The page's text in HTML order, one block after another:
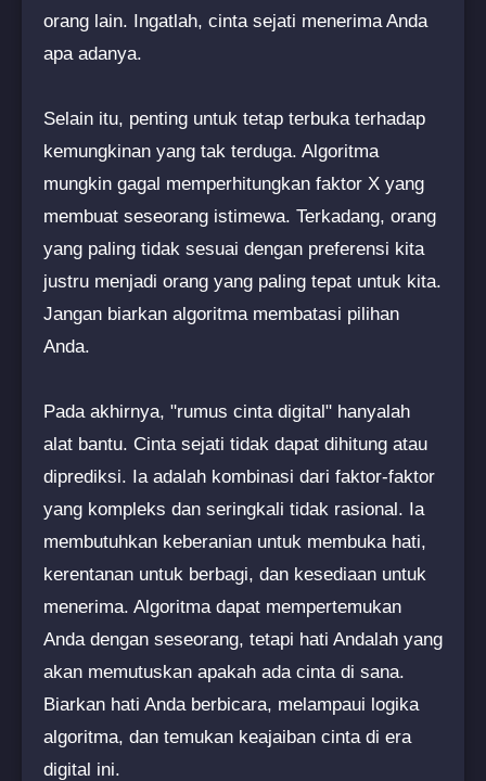
orang lain. Ingatlah, cinta sejati menerima Anda
apa adanya.
Selain itu, penting untuk tetap terbuka terhadap
kemungkinan yang tak terduga. Algoritma
mungkin gagal memperhitungkan faktor X yang
membuat seseorang istimewa. Terkadang, orang
yang paling tidak sesuai dengan preferensi kita
justru menjadi orang yang paling tepat untuk kita.
Jangan biarkan algoritma membatasi pilihan
Anda.
Pada akhirnya, "rumus cinta digital" hanyalah
alat bantu. Cinta sejati tidak dapat dihitung atau
diprediksi. Ia adalah kombinasi dari faktor-faktor
yang kompleks dan seringkali tidak rasional. Ia
membutuhkan keberanian untuk membuka hati,
kerentanan untuk berbagi, dan kesediaan untuk
menerima. Algoritma dapat mempertemukan
Anda dengan seseorang, tetapi hati Andalah yang
akan memutuskan apakah ada cinta di sana.
Biarkan hati Anda berbicara, melampaui logika
algoritma, dan temukan keajaiban cinta di era
digital ini.